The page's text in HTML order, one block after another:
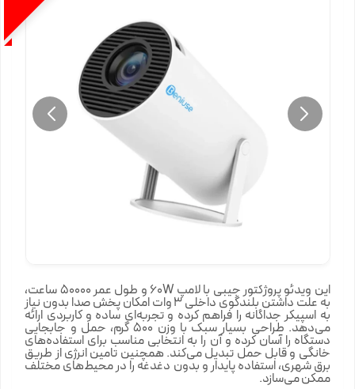
این ویدئو پروژکتور جیبی با لامپ 60W و طول عمر 50000 ساعت،
به علت داشتن بلندگوی داخلی 3 وات امکان پخش صدا بدون نیاز
به اسپیکر جداگانه را فراهم کرده و تجربه‌ای ساده و کاربردی ارائه
می‌دهد. طراحی بسیار سبک با وزن 500 گرم، حمل و جابجایی
دستگاه را آسان کرده و آن را به انتخابی مناسب برای استفاده‌های
خانگی و قابل حمل تبدیل می‌کند. همچنین تامین انرژی از طریق
برق شهری، استفاده پایدار و بدون دغدغه را در محیط‌های مختلف
ممکن می‌سازد.